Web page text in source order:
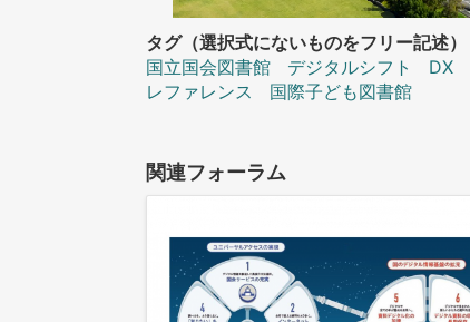
タグ（選択式にないものをフリー記述）
国立国会図書館
デジタルシフト DX
レファレンス
国際子ども図書館
関連フォーラム